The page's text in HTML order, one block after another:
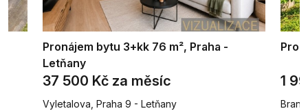
Pronájem bytu 3+kk 76 m², Praha -
Letňany
37 500 Kč za měsíc
Vyletalova, Praha 9 - Letňany
1